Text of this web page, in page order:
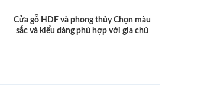
Cửa gỗ HDF và phong thủy Chọn màu
sắc và kiểu dáng phù hợp với gia chủ